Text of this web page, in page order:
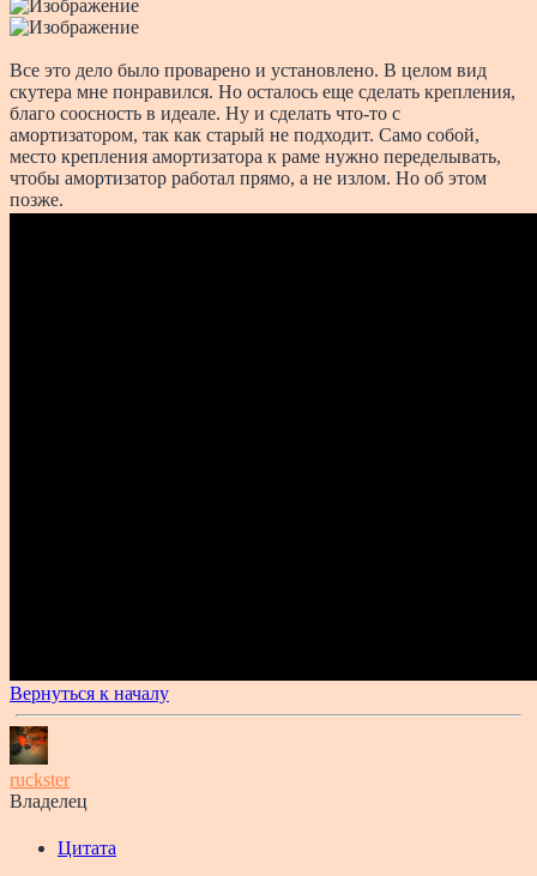
Все это дело было проварено и установлено. В целом вид
скутера мне понравился. Но осталось еще сделать крепления,
благо соосность в идеале. Ну и сделать что-то с
амортизатором, так как старый не подходит. Само собой,
место крепления амортизатора к раме нужно переделывать,
чтобы амортизатор работал прямо, а не излом. Но об этом
позже.
Вернуться к началу
ruckster
Владелец
Цитата